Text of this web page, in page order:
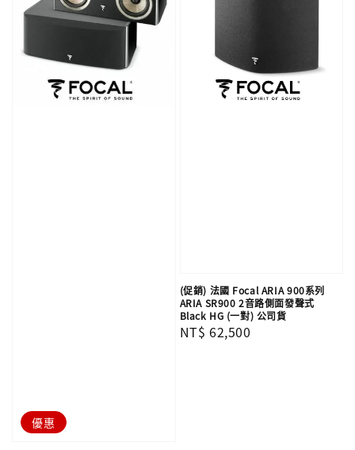
優惠
(促銷) 法國 Focal ARIA 900系列
ARIA SR900 2音路側面發聲式
Black HG (一對) 公司貨
Regular
NT$ 62,500